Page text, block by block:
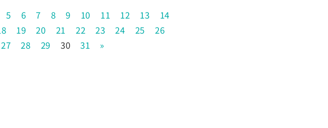
5 6 7 8 9 10 11 12 13
14
19 20 21 22 23 24 25
26
27
28 29 30 31 »